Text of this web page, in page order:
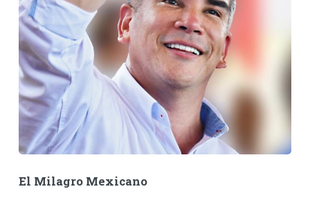
El Milagro Mexicano